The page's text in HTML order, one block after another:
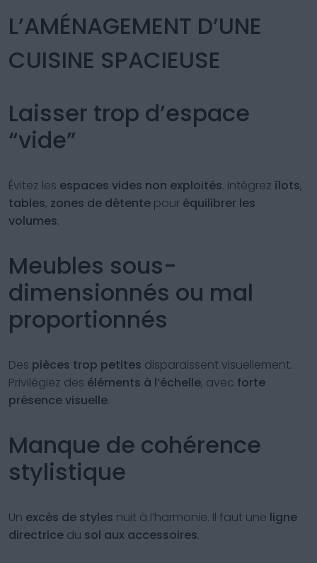
L’AMÉNAGEMENT D’UNE
CUISINE SPACIEUSE
Laisser trop d’espace
“vide”
Évitez les espaces vides non exploités. Intégrez îlots,
tables, zones de détente pour équilibrer les
volumes.
Meubles sous-
dimensionnés ou mal
proportionnés
Des pièces trop petites disparaissent visuellement.
Privilégiez des éléments à l’échelle, avec forte
présence visuelle.
Manque de cohérence
stylistique
Un excès de styles nuit à l’harmonie. Il faut une ligne
directrice du sol aux accessoires.